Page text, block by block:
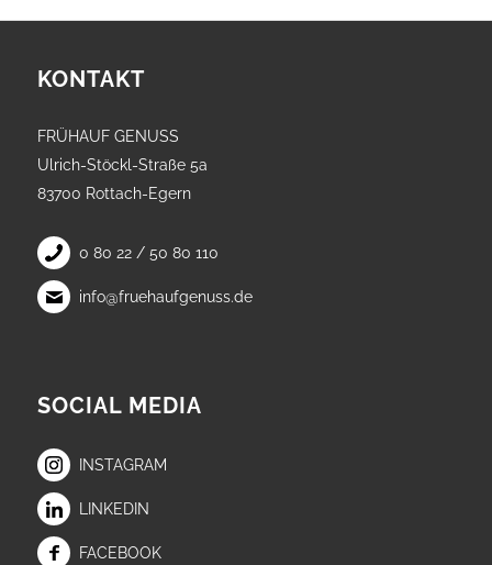
KONTAKT
FRÜHAUF GENUSS
Ulrich-Stöckl-Straße 5a
83700 Rottach-Egern
0 80 22 / 50 80 110
info@fruehaufgenuss.de
SOCIAL MEDIA
INSTAGRAM
LINKEDIN
FACEBOOK